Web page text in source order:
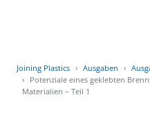
Joining Plastics Ausgaben
Potenziale eines geklebten
Materialien – Teil 1